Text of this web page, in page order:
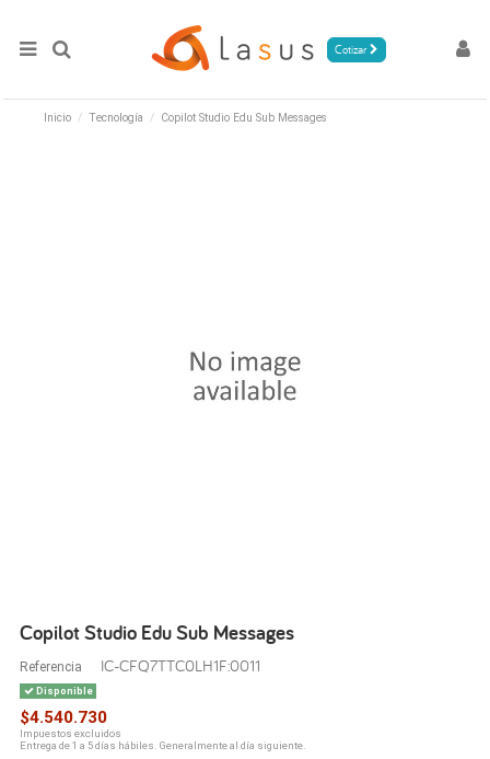
Cotizar
Inicio Tecnología Copilot Studio Edu Sub Messages
Copilot Studio Edu Sub Messages
Referencia IC-CFQ7TTC0LH1F:0011
Disponible
$4.540.730
Impuestos excluidos
Entrega de 1 a 5 días hábiles. Generalmente al día siguiente.